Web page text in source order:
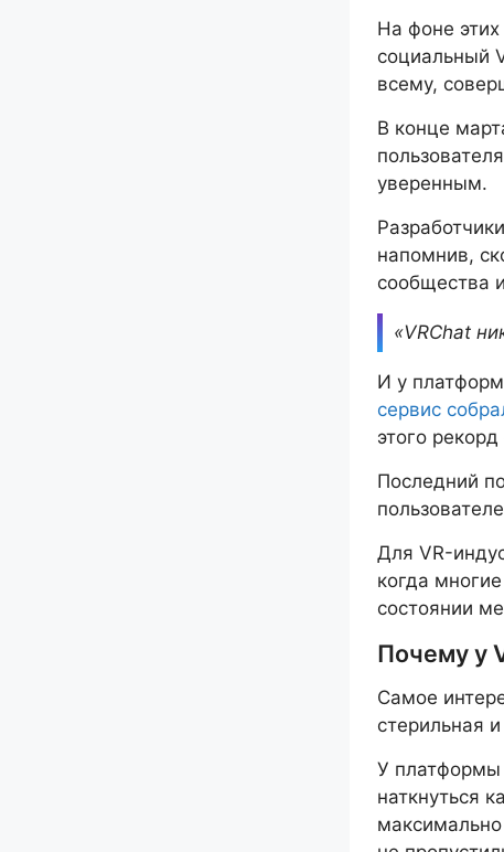
На фоне
социальный
всему,
В конце
уверенным.
напомнив,
сообщества
«VRChat
И у
сервис
этого
Последний
Для VR-
когда
состоянии
Почему у
Самое
стерильная
У платформы
наткнуться
максимально